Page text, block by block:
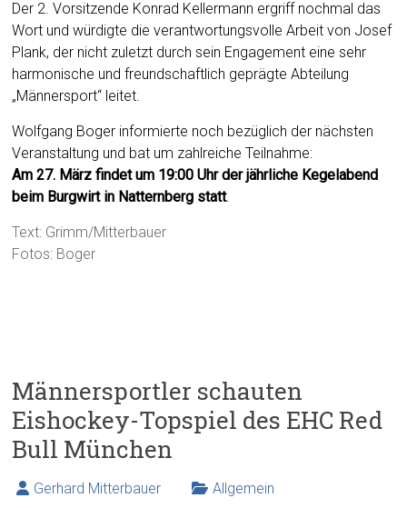
Der 2. Vorsitzende Konrad Kellermann ergriff nochmal das
Wort und würdigte die verantwortungsvolle Arbeit von Josef
Plank, der nicht zuletzt durch sein Engagement eine sehr
harmonische und freundschaftlich geprägte Abteilung
„Männersport“ leitet.
Wolfgang Boger informierte noch bezüglich der nächsten
Veranstaltung und bat um zahlreiche Teilnahme:
Am 27. März findet um 19:00 Uhr der jährliche Kegelabend
beim Burgwirt in Natternberg statt.
Text: Grimm/Mitterbauer
Fotos: Boger
Männersportler schauten
Eishockey-Topspiel des EHC Red
Bull München
Gerhard Mitterbauer Allgemein